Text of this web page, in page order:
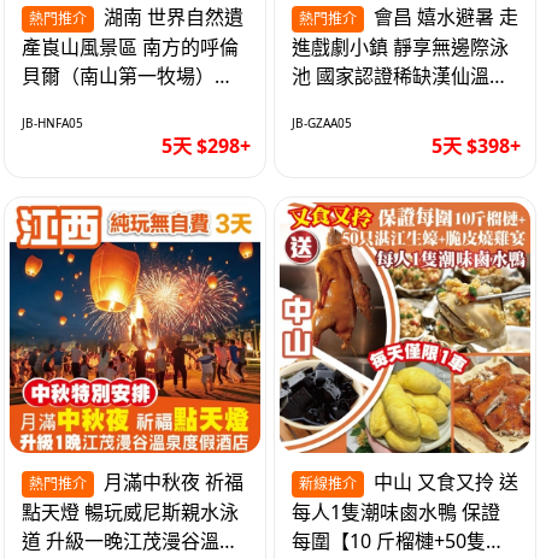
熱門推介
產崀山風景區 南方的呼倫
貝爾（南山第一牧場）夜
巴士5天
JB-HNFA05
5天 $298+
熱門推介
進戲劇小鎮 靜享無邊際泳
池 國家認證稀缺漢仙溫泉
天
JB-GZAA05
5天 $398+
熱門推介
點天燈 暢玩威尼斯親水泳
道 升級一晚江茂漫谷溫泉
新線推介
每人1隻潮味鹵水鴨 保證
每圍【10 斤榴槤+50隻湛